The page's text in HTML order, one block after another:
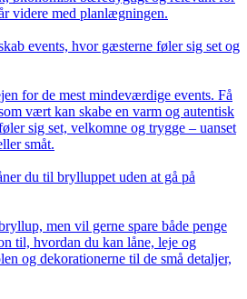
videre med planlægningen.
events, hvor gæsterne føler sig set og
for de mest mindeværdige events. Få
vært kan skabe en varm og autentisk
sig set, velkomne og trygge – uanset
småt.
du til brylluppet uden at gå på
men vil gerne spare både penge
til, hvordan du kan låne, leje og
og dekorationerne til de små detaljer,